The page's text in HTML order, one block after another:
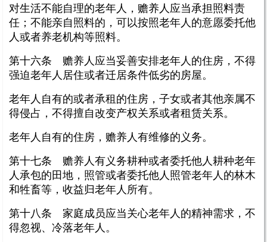
对生活不能自理的老年人，赡养人应当承担照料责
任；不能亲自照料的，可以按照老年人的意愿委托他
人或者养老机构等照料。
第十六条 赡养人应当妥善安排老年人的住房，不得
强迫老年人居住或者迁居条件低劣的房屋。
老年人自有的或者承租的住房，子女或者其他亲属不
得侵占，不得擅自改变产权关系或者租赁关系。
老年人自有的住房，赡养人有维修的义务。
第十七条 赡养人有义务耕种或者委托他人耕种老年
人承包的田地，照管或者委托他人照管老年人的林木
和牲畜等，收益归老年人所有。
第十八条 家庭成员应当关心老年人的精神需求，不
得忽视、冷落老年人。